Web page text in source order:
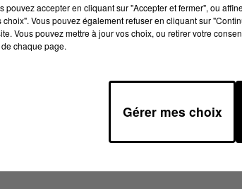
À 12H00
pouvez accepter en cliquant sur "Accepter et fermer", ou
choix". Vous pouvez également refuser en cliquant sur
Vous pouvez mettre à jour vos choix, ou retirer votre
chaque page.
Gérer mes choix